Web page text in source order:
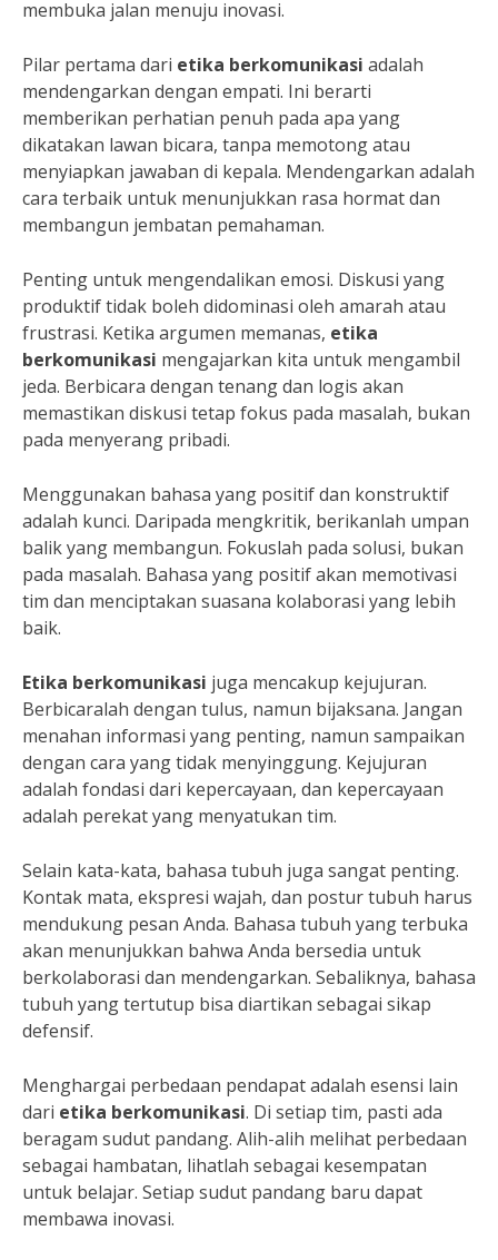
membuka jalan menuju inovasi.
Pilar pertama dari etika berkomunikasi adalah
mendengarkan dengan empati. Ini berarti
memberikan perhatian penuh pada apa yang
dikatakan lawan bicara, tanpa memotong atau
menyiapkan jawaban di kepala. Mendengarkan adalah
cara terbaik untuk menunjukkan rasa hormat dan
membangun jembatan pemahaman.
Penting untuk mengendalikan emosi. Diskusi yang
produktif tidak boleh didominasi oleh amarah atau
frustrasi. Ketika argumen memanas, etika
berkomunikasi mengajarkan kita untuk mengambil
jeda. Berbicara dengan tenang dan logis akan
memastikan diskusi tetap fokus pada masalah, bukan
pada menyerang pribadi.
Menggunakan bahasa yang positif dan konstruktif
adalah kunci. Daripada mengkritik, berikanlah umpan
balik yang membangun. Fokuslah pada solusi, bukan
pada masalah. Bahasa yang positif akan memotivasi
tim dan menciptakan suasana kolaborasi yang lebih
baik.
Etika berkomunikasi juga mencakup kejujuran.
Berbicaralah dengan tulus, namun bijaksana. Jangan
menahan informasi yang penting, namun sampaikan
dengan cara yang tidak menyinggung. Kejujuran
adalah fondasi dari kepercayaan, dan kepercayaan
adalah perekat yang menyatukan tim.
Selain kata-kata, bahasa tubuh juga sangat penting.
Kontak mata, ekspresi wajah, dan postur tubuh harus
mendukung pesan Anda. Bahasa tubuh yang terbuka
akan menunjukkan bahwa Anda bersedia untuk
berkolaborasi dan mendengarkan. Sebaliknya, bahasa
tubuh yang tertutup bisa diartikan sebagai sikap
defensif.
Menghargai perbedaan pendapat adalah esensi lain
dari etika berkomunikasi. Di setiap tim, pasti ada
beragam sudut pandang. Alih-alih melihat perbedaan
sebagai hambatan, lihatlah sebagai kesempatan
untuk belajar. Setiap sudut pandang baru dapat
membawa inovasi.